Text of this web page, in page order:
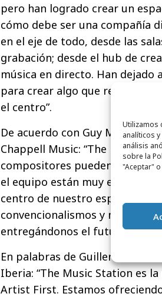
Utilizamos
analíticos
análisis
sobre la
"Aceptar"
pero han logrado crear un
cómo debe ser una compañía
en el eje de todo, desde las
grabación; desde el hub de
música en directo. Han
para crear algo que realmente
el centro”.
De acuerdo con Guy Moot y
Chappell Music: “The Music
compositores pueden ser
el equipo están muy
centro de nuestro espacio en
convencionalismos y nos han
entregándonos el futuro del
En palabras de Guillermo
Iberia: “The Music Station es
Artist First. Estamos